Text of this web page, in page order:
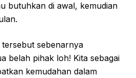
butuhkan di awal, kemudian
sebenarnya
belah pihak loh! Kita sebagai
kemudahan dalam